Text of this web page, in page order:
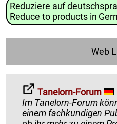
Reduziere auf
Reduce to products in
Web
Tanelorn-Forum
Im Tanelorn-Forum
einem fachkundigen